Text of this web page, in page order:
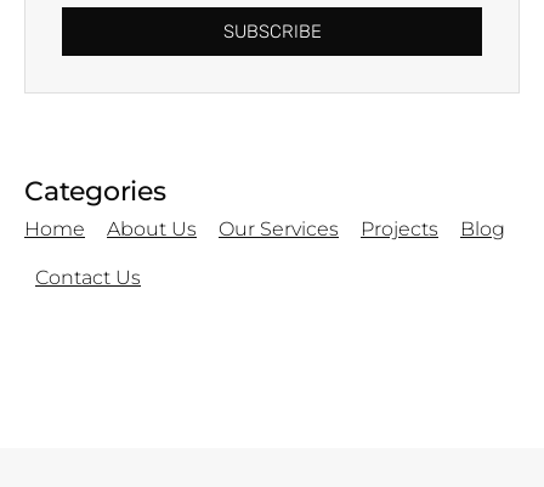
SUBSCRIBE
Categories
Home About Us Our Services Projects Blog
Contact Us